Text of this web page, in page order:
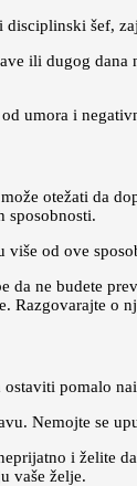
šef,
ili dugog
umora i
otežati da
od ove
da ne budete
Razgovarajte o
pomalo
Nemojte se
i želite
vaše želje.